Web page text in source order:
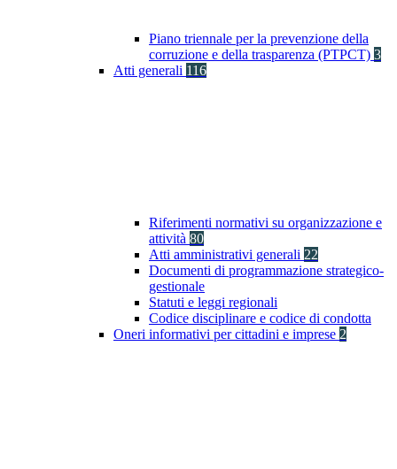
Piano triennale per la prevenzione della
corruzione e della trasparenza (PTPCT) 3
Atti generali 116
Riferimenti normativi su organizzazione e
attività 80
Atti amministrativi generali 22
Documenti di programmazione strategico-
gestionale
Statuti e leggi regionali
Codice disciplinare e codice di condotta
Oneri informativi per cittadini e imprese 2